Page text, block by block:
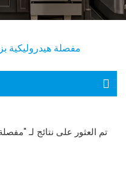
مفصلة هيدروليكية بزاوية 90 درجة لخزائن